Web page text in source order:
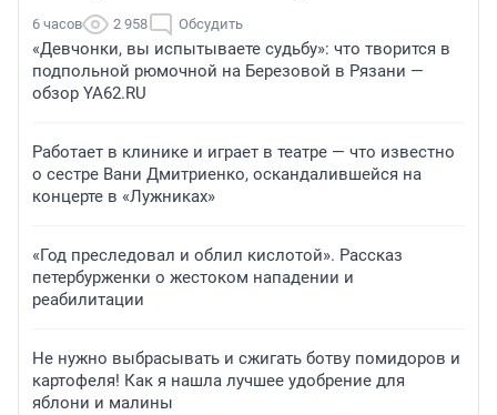
6 часов 2 958 Обсудить
«Девчонки, вы испытываете судьбу»: что творится в
подпольной рюмочной на Березовой в Рязани —
обзор YA62.RU
Работает в клинике и играет в театре — что известно
о сестре Вани Дмитриенко, оскандалившейся на
концерте в «Лужниках»
«Год преследовал и облил кислотой». Рассказ
петербурженки о жестоком нападении и
реабилитации
Не нужно выбрасывать и сжигать ботву помидоров и
картофеля! Как я нашла лучшее удобрение для
яблони и малины